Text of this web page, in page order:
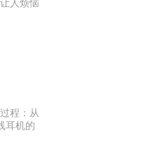
人烦恼
程：从
耳机的